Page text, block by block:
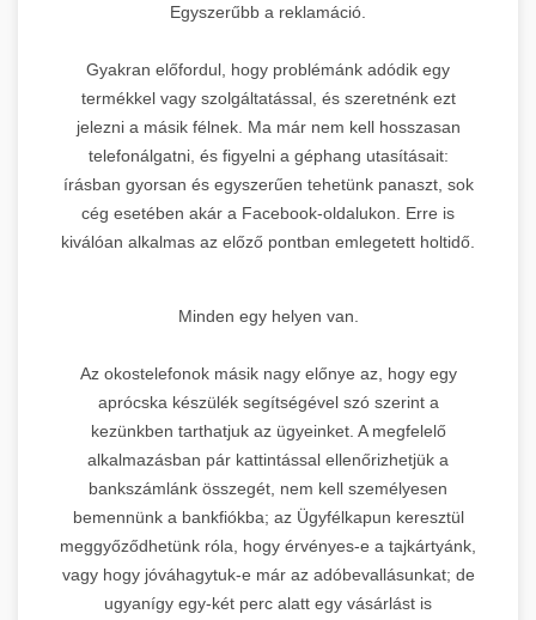
Egyszerűbb a reklamáció.
Gyakran előfordul, hogy problémánk adódik egy
termékkel vagy szolgáltatással, és szeretnénk ezt
jelezni a másik félnek. Ma már nem kell hosszasan
telefonálgatni, és figyelni a géphang utasításait:
írásban gyorsan és egyszerűen tehetünk panaszt, sok
cég esetében akár a Facebook-oldalukon. Erre is
kiválóan alkalmas az előző pontban emlegetett holtidő.
Minden egy helyen van.
Az okostelefonok másik nagy előnye az, hogy egy
aprócska készülék segítségével szó szerint a
kezünkben tarthatjuk az ügyeinket. A megfelelő
alkalmazásban pár kattintással ellenőrizhetjük a
bankszámlánk összegét, nem kell személyesen
bemennünk a bankfiókba; az Ügyfélkapun keresztül
meggyőződhetünk róla, hogy érvényes-e a tajkártyánk,
vagy hogy jóváhagytuk-e már az adóbevallásunkat; de
ugyanígy egy-két perc alatt egy vásárlást is